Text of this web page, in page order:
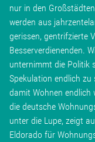
nur in den
werden aus
gerissen, gentrifzierte
Besserverdienenden.
unternimmt die Politik
Spekulation endlich zu
damit Wohnen endlich
die deutsche
unter die Lupe, zeigt
Eldorado für